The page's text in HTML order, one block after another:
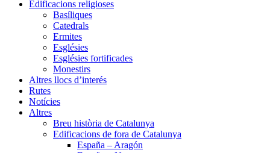
Edificacions religioses
Basíliques
Catedrals
Ermites
Esglésies
Esglésies fortificades
Monestirs
Altres llocs d’interés
Rutes
Notícies
Altres
Breu història de Catalunya
Edificacions de fora de Catalunya
España – Aragón